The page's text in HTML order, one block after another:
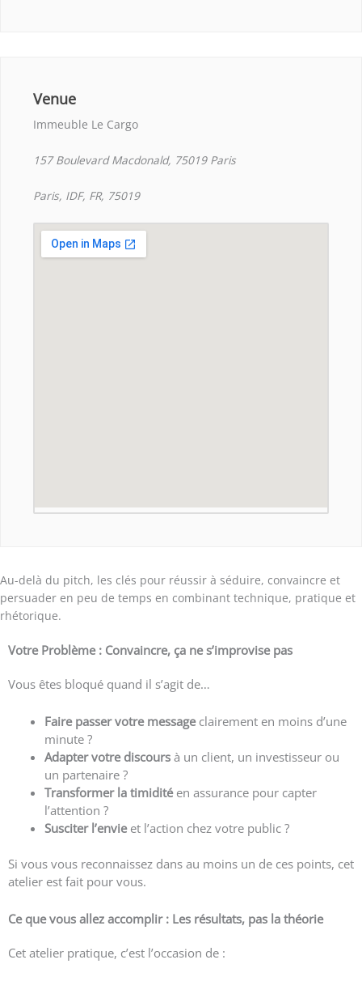
Venue
Immeuble Le Cargo
157 Boulevard Macdonald, 75019 Paris
Paris, IDF, FR, 75019
Au-delà du pitch, les clés pour réussir à séduire, convaincre et
persuader en peu de temps en combinant technique, pratique et
rhétorique.
Votre Problème : Convaincre, ça ne s’improvise pas
Vous êtes bloqué quand il s’agit de…
Faire passer votre messageclairement en moins d’une
minute ?
Adapter votre discours à un client, un investisseur ou
un partenaire ?
Transformer la timiditéen assurance pour capter
l’attention ?
Susciter l’envieet l’action chez votre public ?
Si vous vous reconnaissez dans au moins un de ces points, cet
atelier est fait pour vous.
Ce que vous allez accomplir : Les résultats, pas la théorie
Cet atelier pratique, c’est l’occasion de :